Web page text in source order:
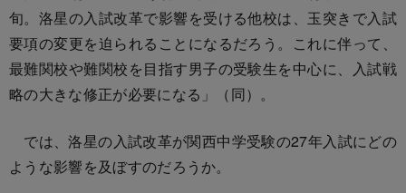
旬。洛星の入試改革で影響を受ける他校は、玉突きで入試
要項の変更を迫られることになるだろう。これに伴って、
最難関校や難関校を目指す男子の受験生を中心に、入試戦
略の大きな修正が必要になる」（同）。
では、洛星の入試改革が関西中学受験の27年入試にどの
ような影響を及ぼすのだろうか。